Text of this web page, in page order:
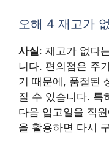
오해 4 재고가
사실: 재고가 없다
니다. 편의점은 주
기 때문에, 품절된
질 수 있습니다. 특
다음 입고일을 직
을 활용하면 다시